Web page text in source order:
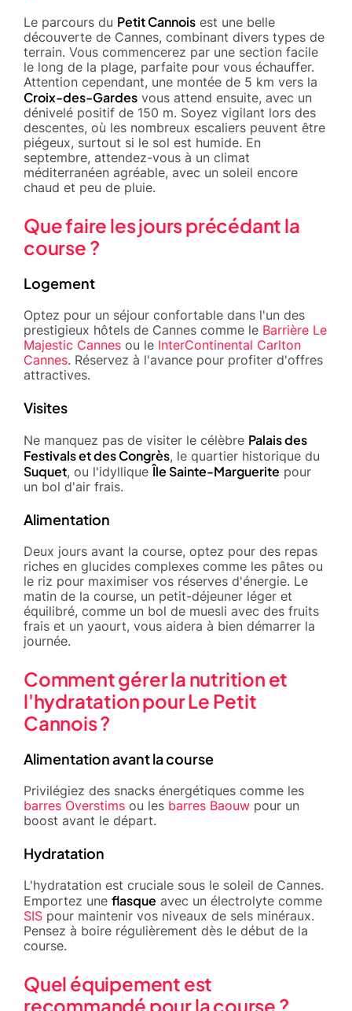
Le parcours du Petit Cannois est une belle
découverte de Cannes, combinant divers types de
terrain. Vous commencerez par une section facile
le long de la plage, parfaite pour vous échauffer.
Attention cependant, une montée de 5 km vers la
Croix-des-Gardes vous attend ensuite, avec un
dénivelé positif de 150 m. Soyez vigilant lors des
descentes, où les nombreux escaliers peuvent être
piégeux, surtout si le sol est humide. En
septembre, attendez-vous à un climat
méditerranéen agréable, avec un soleil encore
chaud et peu de pluie.
Que faire les jours précédant la
course ?
Logement
Optez pour un séjour confortable dans l'un des
prestigieux hôtels de Cannes comme le Barrière Le
Majestic Cannes ou le InterContinental Carlton
Cannes. Réservez à l'avance pour profiter d'offres
attractives.
Visites
Ne manquez pas de visiter le célèbre Palais des
Festivals et des Congrès, le quartier historique du
Suquet, ou l'idylliqueÎle Sainte-Marguerite pour
un bol d'air frais.
Alimentation
Deux jours avant la course, optez pour des repas
riches en glucides complexes comme les pâtes ou
le riz pour maximiser vos réserves d'énergie. Le
matin de la course, un petit-déjeuner léger et
équilibré, comme un bol de muesli avec des fruits
frais et un yaourt, vous aidera à bien démarrer la
journée.
Comment gérer la nutrition et
l'hydratation pour Le Petit
Cannois ?
Alimentation avant la course
Privilégiez des snacks énergétiques comme les
barres Overstims ou les barres Baouw pour un
boost avant le départ.
Hydratation
L'hydratation est cruciale sous le soleil de Cannes.
Emportez une flasque avec un électrolyte comme
SIS pour maintenir vos niveaux de sels minéraux.
Pensez à boire régulièrement dès le début de la
course.
Quel équipement est
recommandé pour la course ?